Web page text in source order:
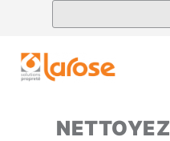
NETTOYEZ